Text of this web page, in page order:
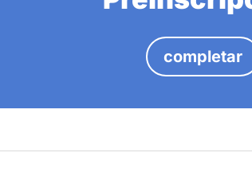
completar